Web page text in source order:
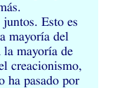
juntos. Esto es
mayoría del
la mayoría de
creacionismo,
ha pasado por